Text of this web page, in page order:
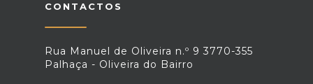
CONTACTOS
Rua Manuel de Oliveira n.º 9 3770-355
Palhaça - Oliveira do Bairro